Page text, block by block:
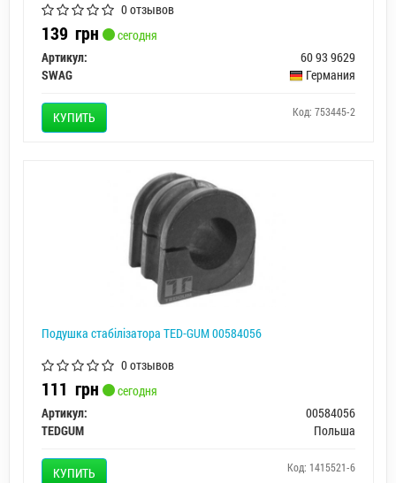
0 отзывов
139 грн
сегодня
Артикул:
60 93 9629
SWAG
Германия
КУПИТЬ Код: 753445-2
Подушка стабілізатора TED-GUM 00584056
0 отзывов
111 грн
сегодня
Артикул:
00584056
TEDGUM
Польша
КУПИТЬ Код: 1415521-6